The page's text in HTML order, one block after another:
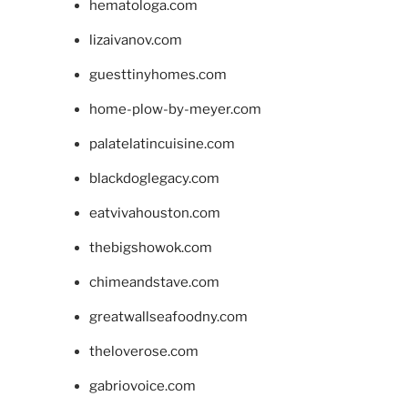
hematologa.com
lizaivanov.com
guesttinyhomes.com
home-plow-by-meyer.com
palatelatincuisine.com
blackdoglegacy.com
eatvivahouston.com
thebigshowok.com
chimeandstave.com
greatwallseafoodny.com
theloverose.com
gabriovoice.com